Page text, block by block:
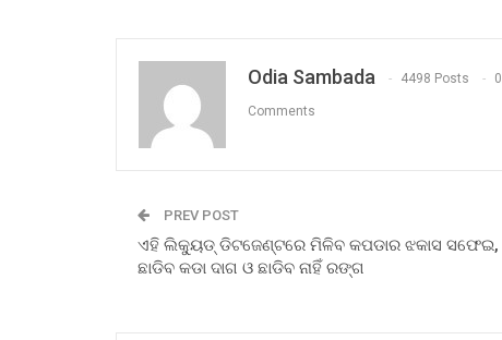
Odia Sambada 4498 Posts 0
Comments
PREV POST
ଏହି ଲିକ୍ୟୁଡ୍ ଡିଟଜେଣ୍ଟରେ ମିଳିବ କପଡାର ଝକାସ ସଫେଇ,
ଛାଡିବ କଡା ଦାଗ ଓ ଛାଡିବ ନାହିଁ ରଙ୍ଗ